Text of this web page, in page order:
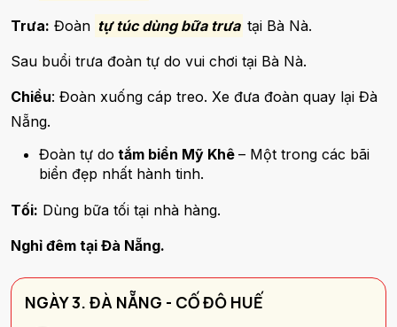
Trưa: Đoàn tự túc dùng bữa trưa tại Bà Nà.
Sau buổi trưa đoàn tự do vui chơi tại Bà Nà.
Chiều: Đoàn xuống cáp treo. Xe đưa đoàn quay lại Đà
Nẵng.
Đoàn tự do tắm biển Mỹ Khê – Một trong các bãi
biển đẹp nhất hành tinh.
Tối: Dùng bữa tối tại nhà hàng.
Nghỉ đêm tại Đà Nẵng.
NGÀY 3. ĐÀ NẴNG - CỐ ĐÔ HUẾ